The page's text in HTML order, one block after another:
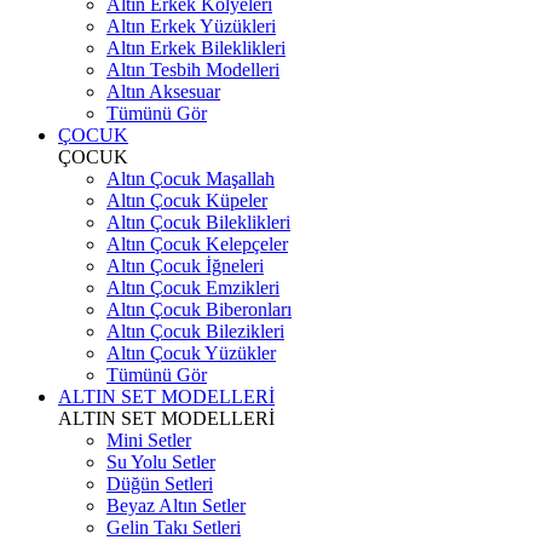
Altın Erkek Kolyeleri
Altın Erkek Yüzükleri
Altın Erkek Bileklikleri
Altın Tesbih Modelleri
Altın Aksesuar
Tümünü Gör
ÇOCUK
ÇOCUK
Altın Çocuk Maşallah
Altın Çocuk Küpeler
Altın Çocuk Bileklikleri
Altın Çocuk Kelepçeler
Altın Çocuk İğneleri
Altın Çocuk Emzikleri
Altın Çocuk Biberonları
Altın Çocuk Bilezikleri
Altın Çocuk Yüzükler
Tümünü Gör
ALTIN SET MODELLERİ
ALTIN SET MODELLERİ
Mini Setler
Su Yolu Setler
Düğün Setleri
Beyaz Altın Setler
Gelin Takı Setleri